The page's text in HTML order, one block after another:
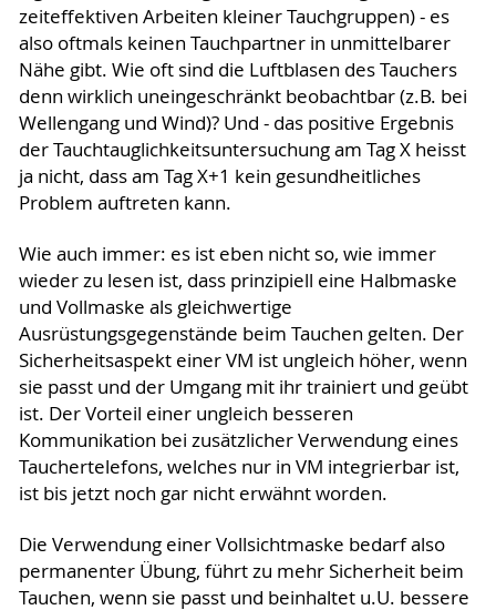
zeiteffektiven Arbeiten kleiner Tauchgruppen) - es
also oftmals keinen Tauchpartner in unmittelbarer
Nähe gibt. Wie oft sind die Luftblasen des Tauchers
denn wirklich uneingeschränkt beobachtbar (z.B. bei
Wellengang und Wind)? Und - das positive Ergebnis
der Tauchtauglichkeitsuntersuchung am Tag X heisst
ja nicht, dass am Tag X+1 kein gesundheitliches
Problem auftreten kann.
Wie auch immer: es ist eben nicht so, wie immer
wieder zu lesen ist, dass prinzipiell eine Halbmaske
und Vollmaske als gleichwertige
Ausrüstungsgegenstände beim Tauchen gelten. Der
Sicherheitsaspekt einer VM ist ungleich höher, wenn
sie passt und der Umgang mit ihr trainiert und geübt
ist. Der Vorteil einer ungleich besseren
Kommunikation bei zusätzlicher Verwendung eines
Tauchertelefons, welches nur in VM integrierbar ist,
ist bis jetzt noch gar nicht erwähnt worden.
Die Verwendung einer Vollsichtmaske bedarf also
permanenter Übung, führt zu mehr Sicherheit beim
Tauchen, wenn sie passt und beinhaltet u.U. bessere